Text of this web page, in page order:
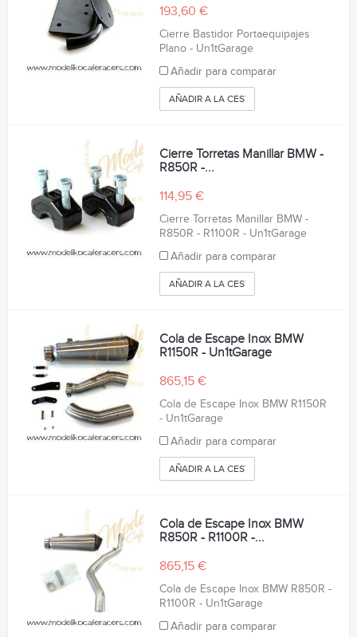
193,60 €
Cierre Bastidor Portaequipajes
Plano - Un1tGarage
Añadir para comparar
AÑADIR A LA CESTA
Cierre Torretas Manillar BMW -
R850R -...
114,95 €
Cierre Torretas Manillar BMW -
R850R - R1100R - Un1tGarage
Añadir para comparar
AÑADIR A LA CESTA
Cola de Escape Inox BMW
R1150R - Un1tGarage
865,15 €
Cola de Escape Inox BMW R1150R
- Un1tGarage
Añadir para comparar
AÑADIR A LA CESTA
Cola de Escape Inox BMW
R850R - R1100R -...
865,15 €
Cola de Escape Inox BMW R850R -
R1100R - Un1tGarage
Añadir para comparar